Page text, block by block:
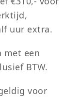
uur extra.
met een
BTW.
voor